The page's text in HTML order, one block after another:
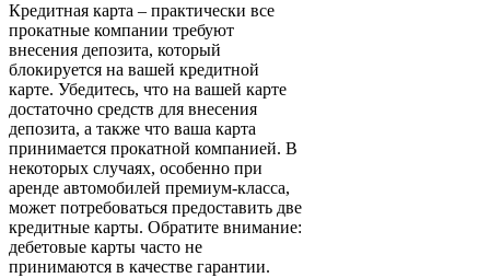
Кредитная карта – практически все
прокатные компании требуют
внесения депозита, который
блокируется на вашей кредитной
карте. Убедитесь, что на вашей карте
достаточно средств для внесения
депозита, а также что ваша карта
принимается прокатной компанией. В
некоторых случаях, особенно при
аренде автомобилей премиум-класса,
может потребоваться предоставить две
кредитные карты. Обратите внимание:
дебетовые карты часто не
принимаются в качестве гарантии.